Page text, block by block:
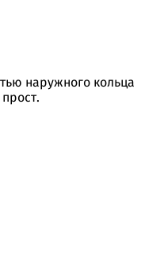
наружного кольца